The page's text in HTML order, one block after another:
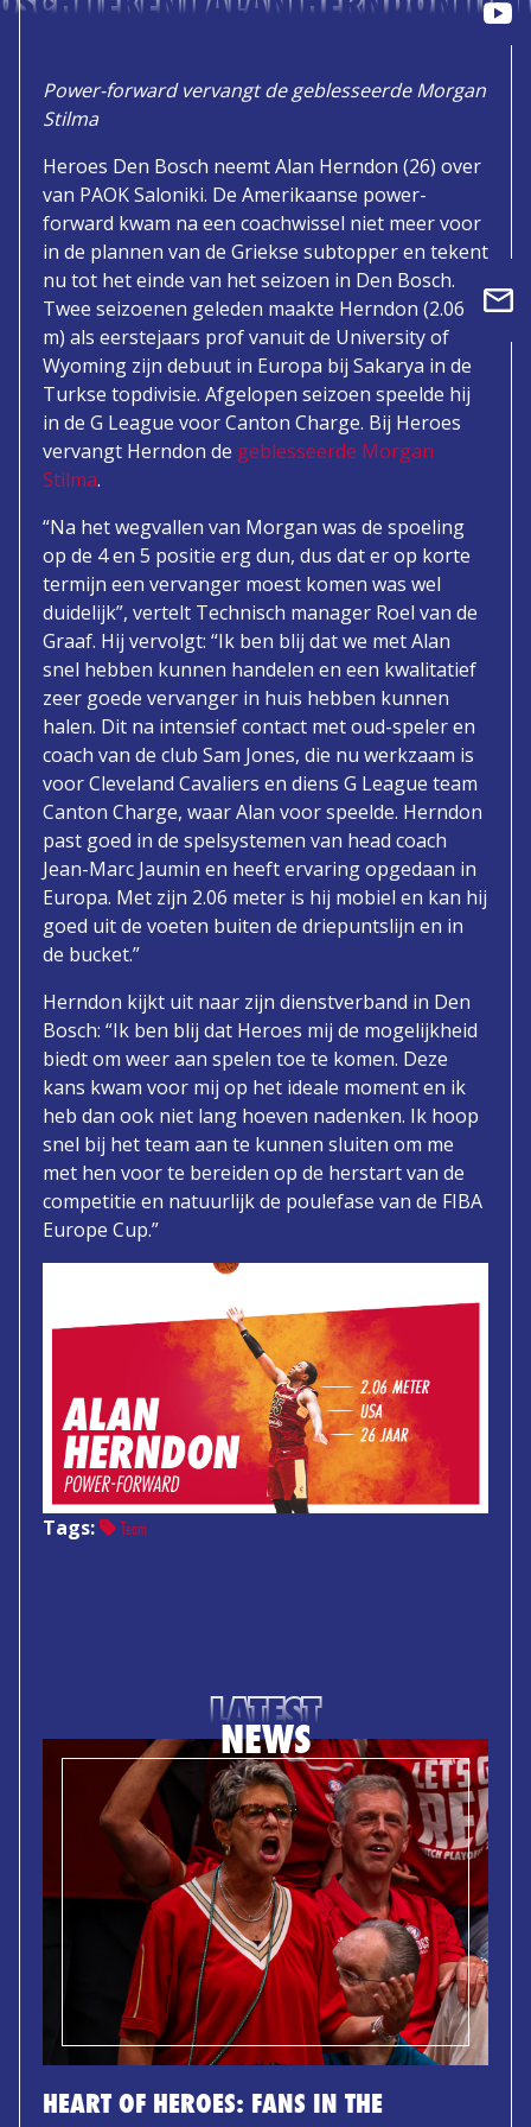
Power-forward vervangt de geblesseerde Morgan
Stilma
Heroes Den Bosch neemt Alan Herndon (26) over
van PAOK Saloniki. De Amerikaanse power-
forward kwam na een coachwissel niet meer voor
in de plannen van de Griekse subtopper en tekent
nu tot het einde van het seizoen in Den Bosch.
Twee seizoenen geleden maakte Herndon (2.06
m) als eerstejaars prof vanuit de University of
Wyoming zijn debuut in Europa bij Sakarya in de
Turkse topdivisie. Afgelopen seizoen speelde hij
in de G League voor Canton Charge. Bij Heroes
vervangt Herndon de geblesseerde Morgan
Stilma.
“Na het wegvallen van Morgan was de spoeling
op de 4 en 5 positie erg dun, dus dat er op korte
termijn een vervanger moest komen was wel
duidelijk”, vertelt Technisch manager Roel van de
Graaf. Hij vervolgt: “Ik ben blij dat we met Alan
snel hebben kunnen handelen en een kwalitatief
zeer goede vervanger in huis hebben kunnen
halen. Dit na intensief contact met oud-speler en
coach van de club Sam Jones, die nu werkzaam is
voor Cleveland Cavaliers en diens G League team
Canton Charge, waar Alan voor speelde. Herndon
past goed in de spelsystemen van head coach
Jean-Marc Jaumin en heeft ervaring opgedaan in
Europa. Met zijn 2.06 meter is hij mobiel en kan hij
goed uit de voeten buiten de driepuntslijn en in
de bucket.”
Herndon kijkt uit naar zijn dienstverband in Den
Bosch: “Ik ben blij dat Heroes mij de mogelijkheid
biedt om weer aan spelen toe te komen. Deze
kans kwam voor mij op het ideale moment en ik
heb dan ook niet lang hoeven nadenken. Ik hoop
snel bij het team aan te kunnen sluiten om me
met hen voor te bereiden op de herstart van de
competitie en natuurlijk de poulefase van de FIBA
Europe Cup.”
Tags: Team
LATEST
NEWS
HEART OF HEROES: FANS IN THE